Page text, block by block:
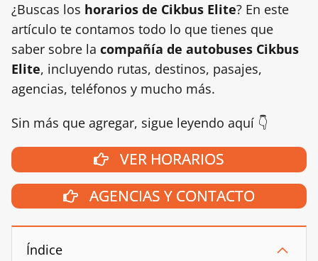
¿Buscas los horarios de Cikbus Elite? En este
artículo te contamos todo lo que tienes que
saber sobre la compañía de autobuses Cikbus
Elite, incluyendo rutas, destinos, pasajes,
agencias, teléfonos y mucho más.
Sin más que agregar, sigue leyendo aquí 👇
VER HORARIOS
AGENCIAS Y CONTACTO
Índice